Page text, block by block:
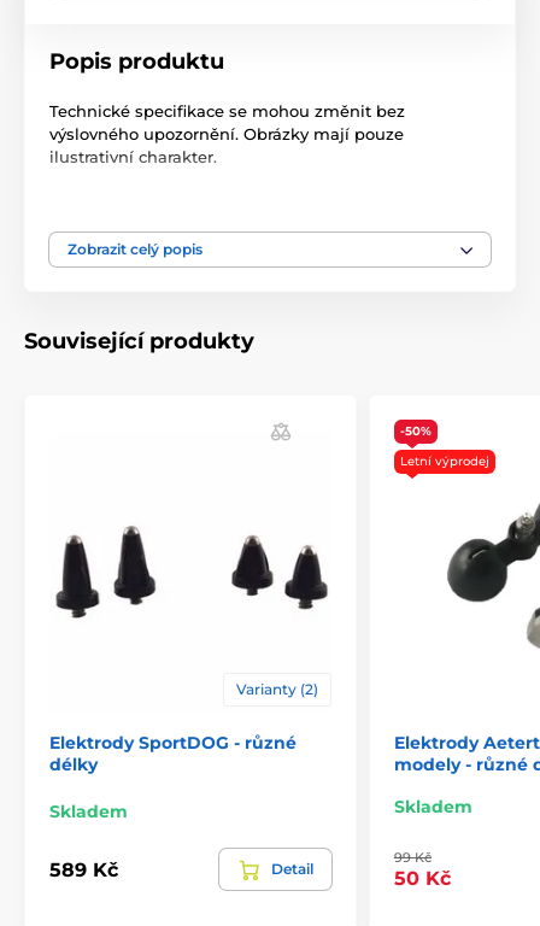
Popis produktu
Technické specifikace se mohou změnit bez
výslovného upozornění. Obrázky mají pouze
ilustrativní charakter.
Produkt je zařazen v kategoriích
Zobrazit celý popis
Související produkty
Varianty (2)
Elektrody SportDOG - různé
délky
Skladem
589 Kč Detail
-50%
Letní výprodej
Elektrody
modely - různé
Skladem
99 Kč
50 Kč